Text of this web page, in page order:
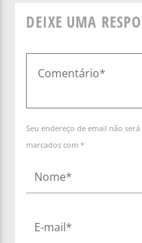
DEIXE UMA
Seu endereço de email não
marcados com *